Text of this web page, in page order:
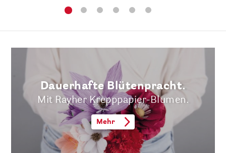
Dauerhafte Blütenpracht.
Mit Rayher Krepppapier-Blumen.
Mehr